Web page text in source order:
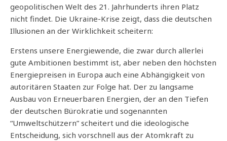
geopolitischen Welt des 21. Jahrhunderts ihren Platz
nicht findet. Die Ukraine-Krise zeigt, dass die deutschen
Illusionen an der Wirklichkeit scheitern:
Erstens unsere Energiewende, die zwar durch allerlei
gute Ambitionen bestimmt ist, aber neben den höchsten
Energiepreisen in Europa auch eine Abhängigkeit von
autoritären Staaten zur Folge hat. Der zu langsame
Ausbau von Erneuerbaren Energien, der an den Tiefen
der deutschen Bürokratie und sogenannten
“Umweltschützern” scheitert und die ideologische
Entscheidung, sich vorschnell aus der Atomkraft zu